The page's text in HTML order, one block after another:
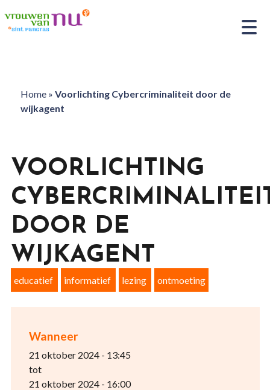
Home» Voorlichting Cybercriminaliteit door de
wijkagent
Wanneer
21 oktober 2024 - 13:45
tot
21 oktober 2024 - 16:00
VOORLICHTING
DOOR DE
WIJKAGENT
educatief informatief lezing ontmoeting